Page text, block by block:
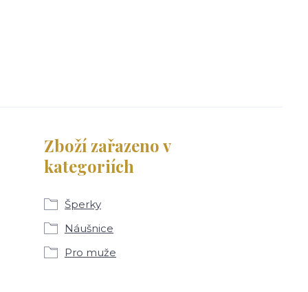
Zboží zařazeno v
kategoriích
Šperky
Náušnice
Pro muže